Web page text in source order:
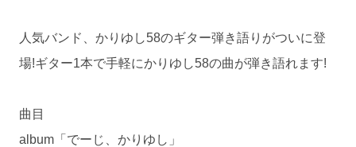
人気バンド、かりゆし58のギター弾き語りがついに登
場!ギター1本で手軽にかりゆし58の曲が弾き語れます!
曲目
album「でーじ、かりゆし」